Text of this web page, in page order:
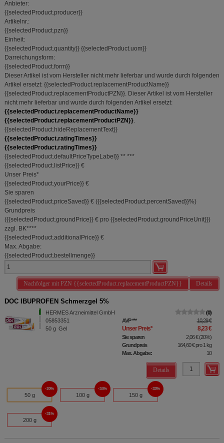
Dritte wie z.B. Google oder soziale Medien
übertragen werden.
Anbieter:
{{selectedProduct.producer}}
Artikelnr.:
{{selectedProduct.pzn}}
Einheit:
{{selectedProduct.quantity}} {{selectedProduct.uom}}
Darreichungsform:
{{selectedProduct.form}}
Dieser Artikel ist vom Hersteller nicht mehr lieferbar und wurde durch folgenden
Artikel ersetzt: {{selectedProduct.replacementProductName}}
{{selectedProduct.replacementProductPZN}}. Dieser Artikel ist vom Hersteller
nicht mehr lieferbar und wurde durch folgenden Artikel ersetzt:
{{selectedProduct.replacementProductName}}
{{selectedProduct.replacementProductPZN}}.
{{selectedProduct.hideReplacementText}}
{{selectedProduct.ratingTimes}}
{{selectedProduct.ratingTimes}}
{{selectedProduct.defaultPriceTypeLabel}} ** ***
{{selectedProduct.listPrice}} €
Unser Preis*
{{selectedProduct.yourPrice}} €
Sie sparen
{{selectedProduct.priceSaved}} € ({{selectedProduct.percentSaved}}%)
Grundpreis
({{selectedProduct.groundPrice}} €pro {{selectedProduct.groundPriceUnit}})
zzgl. BK****
{{selectedProduct.additionalPrice}} €
Max. Abgabe:
{{selectedProduct.bestellmenge}}
Details
Nachfolger mit PZN {{selectedProduct.replacementProductPZN}}
DOC IBUPROFEN Schmerzgel 5%
HERMES Arzneimittel GmbH
05853351
50 g Gel
0
AVP*** 10,29 €
Unser Preis* 8,23 €
Sie sparen 2,06 €(20%)
Grundpreis
164,60 €pro 1 kg
Max. Abgabe:
10
Details
50 g
20%
100 g
34%
150 g
33%
200 g
31%